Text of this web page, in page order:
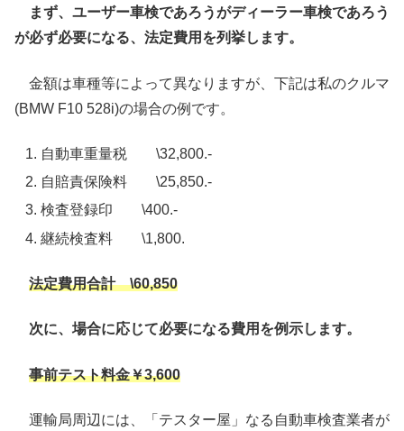
まず、ユーザー車検であろうがディーラー車検であろう
が必ず必要になる、法定費用を列挙します。
金額は車種等によって異なりますが、下記は私のクルマ
(BMW F10 528i)の場合の例です。
自動車重量税 \32,800.-
自賠責保険料 \25,850.-
検査登録印 \400.-
継続検査料 \1,800.
法定費用合計 \60,850
次に、場合に応じて必要になる費用を例示します。
事前テスト料金￥3,600
運輸局周辺には、「テスター屋」なる自動車検査業者が